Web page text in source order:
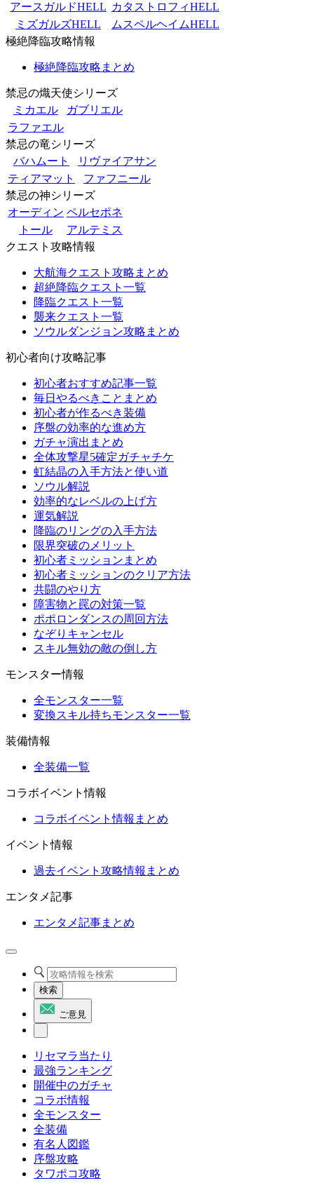
アースガルドHELL カタストロフィHELL
ミズガルズHELL
ムスペルヘイムHELL
極絶降臨攻略情報
極絶降臨攻略まとめ
禁忌の熾天使シリーズ
ミカエル
ガブリエル
ラファエル
禁忌の竜シリーズ
バハムート
リヴァイアサン
ティアマット
ファフニール
禁忌の神シリーズ
オーディン ペルセポネ
トール
アルテミス
クエスト攻略情報
大航海クエスト攻略まとめ
超絶降臨クエスト一覧
降臨クエスト一覧
襲来クエスト一覧
ソウルダンジョン攻略まとめ
初心者向け攻略記事
初心者おすすめ記事一覧
毎日やるべきことまとめ
初心者が作るべき装備
序盤の効率的な進め方
ガチャ演出まとめ
全体攻撃星5確定ガチャチケ
虹結晶の入手方法と使い道
ソウル解説
効率的なレベルの上げ方
運気解説
降臨のリングの入手方法
限界突破のメリット
初心者ミッションまとめ
初心者ミッションのクリア方法
共闘のやり方
障害物と罠の対策一覧
ポポロンダンスの周回方法
なぞりキャンセル
スキル無効の敵の倒し方
モンスター情報
全モンスター一覧
変換スキル持ちモンスター一覧
装備情報
全装備一覧
コラボイベント情報
コラボイベント情報まとめ
イベント情報
過去イベント攻略情報まとめ
エンタメ記事
エンタメ記事まとめ
検索
ご意見
リセマラ当たり
最強ランキング
開催中のガチャ
コラボ情報
全モンスター
全装備
有名人図鑑
序盤攻略
タワポコ攻略